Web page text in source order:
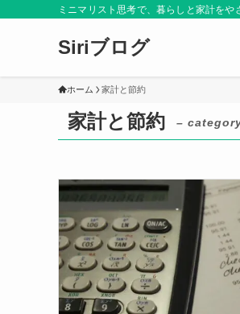
ミニマリスト思考で、暮らしと家計をや
Siriブログ
ホーム 家計と節約
家計と節約 –